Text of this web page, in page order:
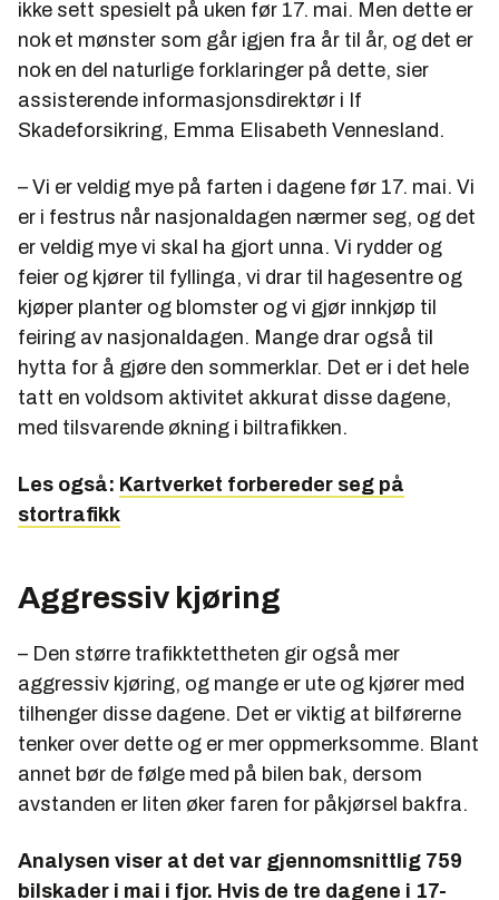
ikke sett spesielt på uken før 17. mai. Men dette er
nok et mønster som går igjen fra år til år, og det er
nok en del naturlige forklaringer på dette, sier
assisterende informasjonsdirektør i If
Skadeforsikring, Emma Elisabeth Vennesland.
– Vi er veldig mye på farten i dagene før 17. mai. Vi
er i festrus når nasjonaldagen nærmer seg, og det
er veldig mye vi skal ha gjort unna. Vi rydder og
feier og kjører til fyllinga, vi drar til hagesentre og
kjøper planter og blomster og vi gjør innkjøp til
feiring av nasjonaldagen. Mange drar også til
hytta for å gjøre den sommerklar. Det er i det hele
tatt en voldsom aktivitet akkurat disse dagene,
med tilsvarende økning i biltrafikken.
Les også: Kartverket forbereder seg på
stortrafikk
Aggressiv kjøring
– Den større trafikktettheten gir også mer
aggressiv kjøring, og mange er ute og kjører med
tilhenger disse dagene. Det er viktig at bilførerne
tenker over dette og er mer oppmerksomme. Blant
annet bør de følge med på bilen bak, dersom
avstanden er liten øker faren for påkjørsel bakfra.
Analysen viser at det var gjennomsnittlig 759
bilskader i mai i fjor. Hvis de tre dagene i 17-